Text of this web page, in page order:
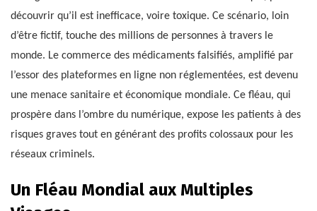
découvrir qu’il est inefficace, voire toxique. Ce scénario, loin
d’être fictif, touche des millions de personnes à travers le
monde. Le commerce des médicaments falsifiés, amplifié par
l’essor des plateformes en ligne non réglementées, est devenu
une menace sanitaire et économique mondiale. Ce fléau, qui
prospère dans l’ombre du numérique, expose les patients à des
risques graves tout en générant des profits colossaux pour les
réseaux criminels.
Un Fléau Mondial aux Multiples